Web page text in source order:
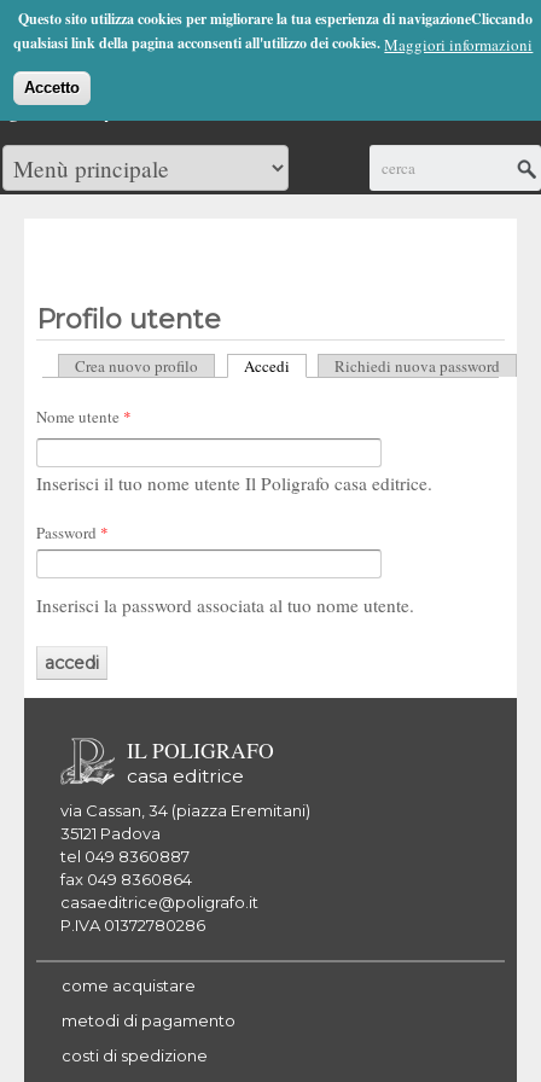
Questo sito utilizza cookies per migliorare la tua esperienza di navigazioneCliccando
qualsiasi link della pagina acconsenti all'utilizzo dei cookies.Maggiori informazioni
Accetto
Jump to Navigation
(0)
Profilo utente
Schede primarie
Crea nuovo profilo Accedi (scheda attiva)
Richiedi nuova password
Nome utente *
Inserisci il tuo nome utente Il Poligrafo casa editrice.
Password *
Inserisci la password associata al tuo nome utente.
IL POLIGRAFO
casa editrice
via Cassan, 34 (piazza Eremitani)
35121 Padova
tel 049 8360887
fax 049 8360864
casaeditrice@poligrafo.it
P.IVA 01372780286
come acquistare
metodi di pagamento
costi di spedizione